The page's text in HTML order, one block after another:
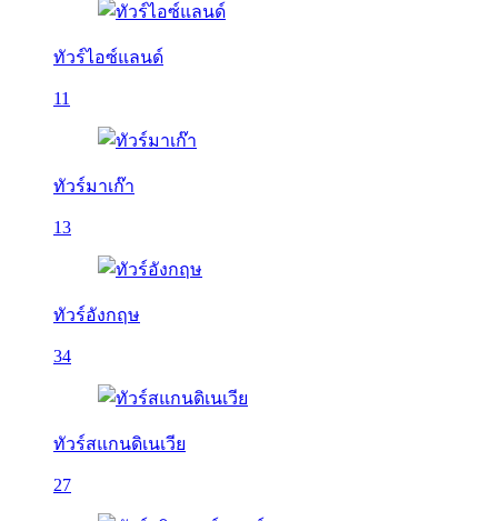
ทัวร์ไอซ์แลนด์
11
ทัวร์มาเก๊า
13
ทัวร์อังกฤษ
34
ทัวร์สแกนดิเนเวีย
27